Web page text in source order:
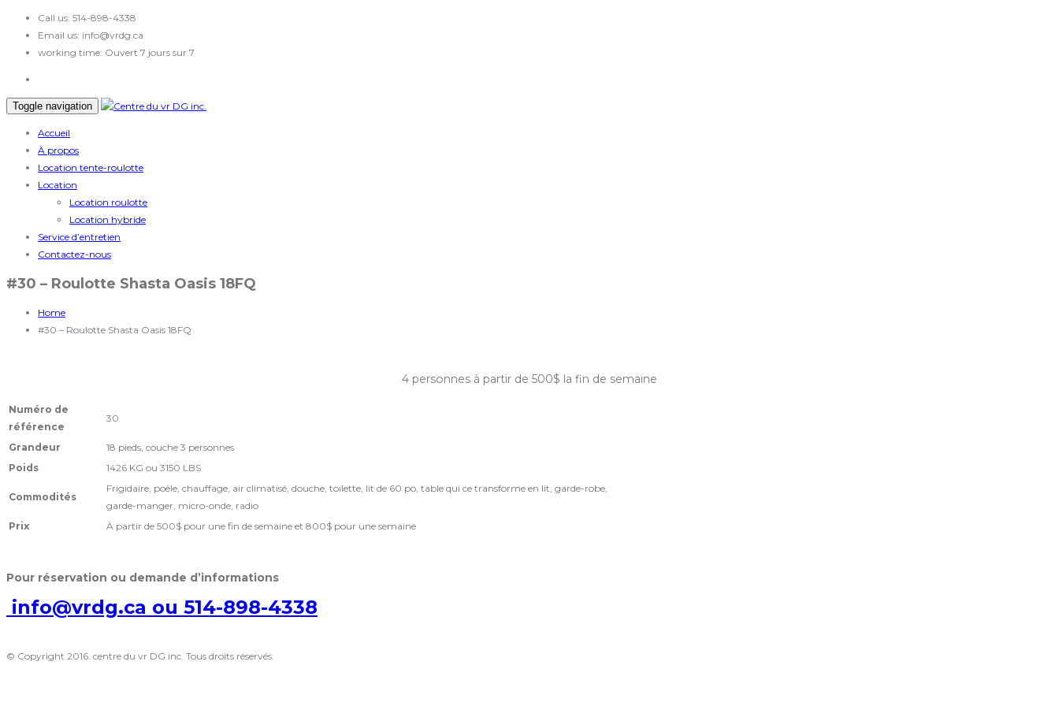
Call us: 514-898-4338
Email us: info@vrdg.ca
working time: Ouvert 7 jours sur 7
Toggle navigation
Accueil
À propos
Location tente-roulotte
Location
Location roulotte
Location hybride
Service d’entretien
Contactez-nous
#30 – Roulotte Shasta Oasis 18FQ
Home
#30 – Roulotte Shasta Oasis 18FQ
4 personnes à partir de 500$ la fin de semaine
Numéro de
référence
30
Grandeur
18 pieds, couche 3 personnes
Poids
1426 KG ou 3150 LBS
Commodités
Frigidaire, poêle, chauffage, air climatisé, douche, toilette, lit de 60 po, table qui ce transforme en lit, garde-robe,
garde-manger, micro-onde, radio
Prix
À partir de 500$ pour une fin de semaine et 800$ pour une semaine
Pour réservation ou demande d’informations
info@vrdg.ca ou 514-898-4338
© Copyright 2016. centre du vr DG inc. Tous droits réservés.